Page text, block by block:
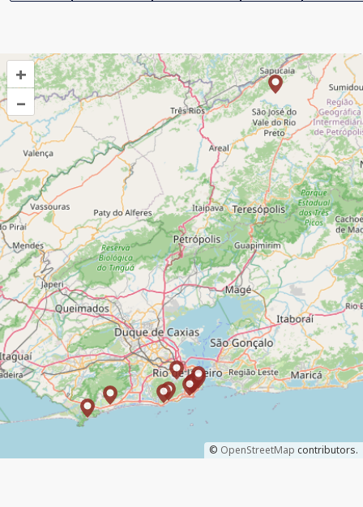
+
–
© OpenStreetMap contributors.